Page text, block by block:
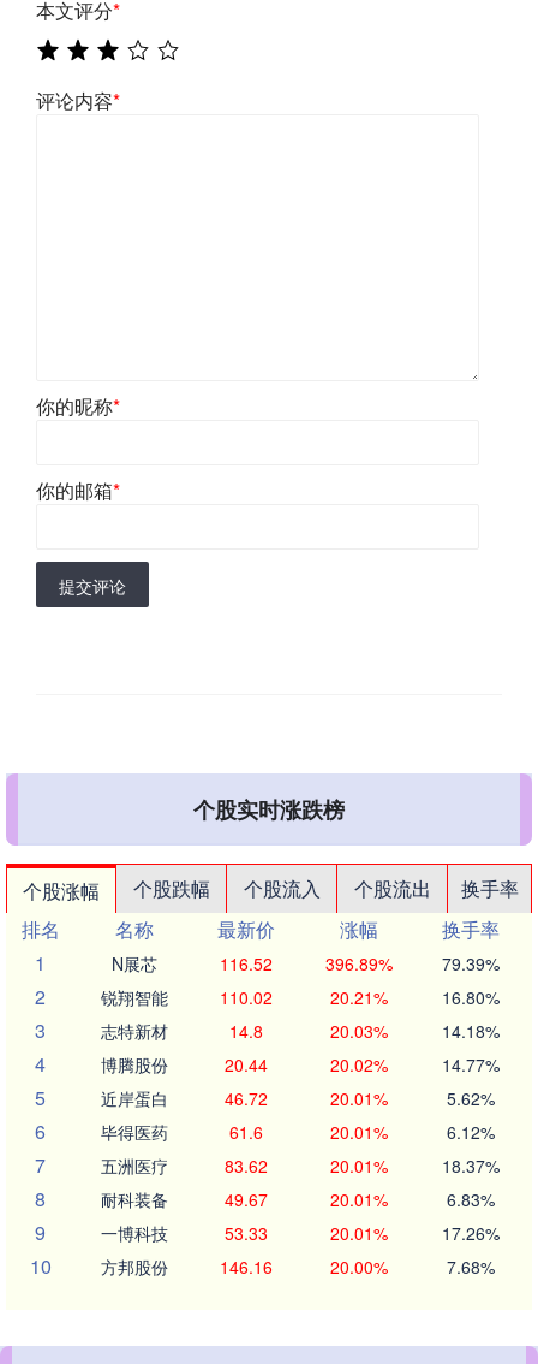
本文评分*
评论内容*
你的昵称*
你的邮箱*
提交评论
个股实时涨跌榜
个股涨幅 个股跌幅 个股流入 个股流出
换手率
排名
名称 最新价 涨幅
换手率
1
N展芯 116.52 396.89% 79.39%
2 锐翔智能 110.02 20.21% 16.80%
3 志特新材 14.8 20.03% 14.18%
4 博腾股份 20.44 20.02% 14.77%
5 近岸蛋白 46.72 20.01% 5.62%
6 毕得医药 61.6 20.01% 6.12%
7 五洲医疗 83.62 20.01% 18.37%
8 耐科装备 49.67 20.01% 6.83%
9 一博科技 53.33 20.01% 17.26%
10 方邦股份 146.16 20.00% 7.68%